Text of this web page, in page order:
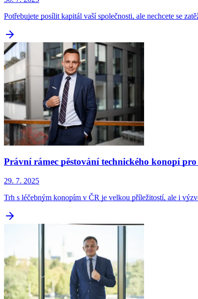
Potřebujete posílit kapitál vaší společnosti, ale nechcete se
Právní rámec pěstování technického konopí pro
29. 7. 2025
Trh s léčebným konopím v ČR je velkou příležitostí, ale i